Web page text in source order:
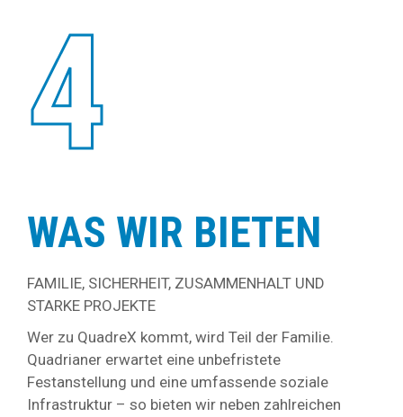
4
WAS WIR BIETEN
FAMILIE, SICHERHEIT, ZUSAMMENHALT UND
STARKE PROJEKTE
Wer zu QuadreX kommt, wird Teil der Familie.
Quadrianer erwartet eine unbefristete
Festanstellung und eine umfassende soziale
Infrastruktur – so bieten wir neben zahlreichen